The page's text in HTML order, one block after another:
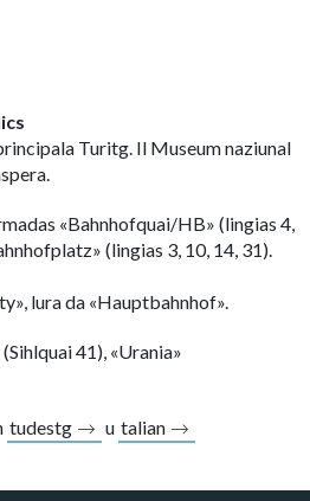
Turitg. Il Museum naziunal
«Bahnhofquai/HB» (lingias 4,
(lingias 3, 10, 14, 31).
lura da «Hauptbahnhof».
41), «Urania»
tudestg u talian